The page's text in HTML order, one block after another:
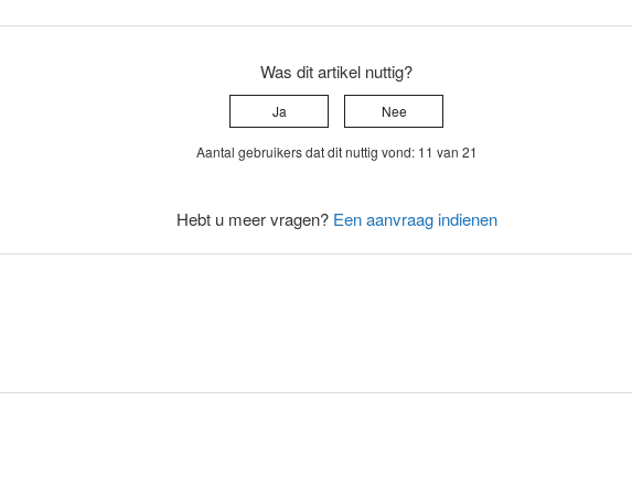
Was dit artikel nuttig?
Ja Nee
Aantal gebruikers dat dit nuttig vond: 11 van 21
Hebt u meer vragen? Een aanvraag indienen